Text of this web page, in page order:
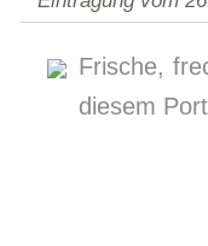
Frische,
diesem